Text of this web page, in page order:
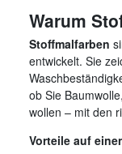
Warum
Stoffmalfarben
entwickelt. Sie
ob Sie
wollen – mit den
Vorteile auf